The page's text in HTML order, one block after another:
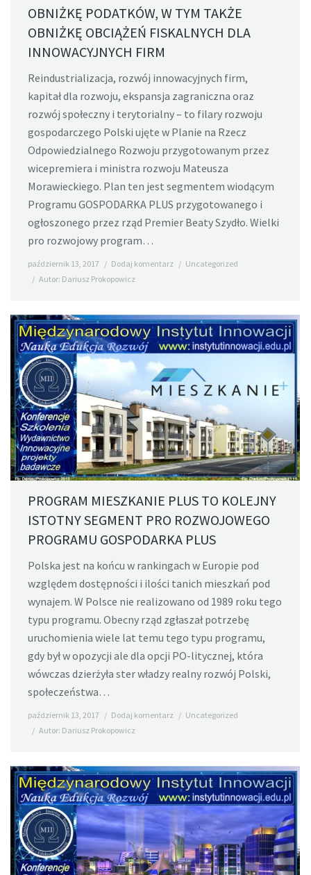
OBNIŻKĘ PODATKÓW, W TYM TAKŻE
OBNIŻKĘ OBCIĄŻEŃ FISKALNYCH DLA
INNOWACYJNYCH FIRM
Reindustrializacja, rozwój innowacyjnych firm,
kapitał dla rozwoju, ekspansja zagraniczna oraz
rozwój społeczny i terytorialny – to filary rozwoju
gospodarczego Polski ujęte w Planie na Rzecz
Odpowiedzialnego Rozwoju przygotowanym przez
wicepremiera i ministra rozwoju Mateusza
Morawieckiego. Plan ten jest segmentem wiodącym
Programu GOSPODARKA PLUS przygotowanego i
ogłoszonego przez rząd Premier Beaty Szydło. Wielki
pro rozwojowy program…
październik 13, 2017 Dodaj komentarz
Uncategorized
Autor: Dariusz Prokopowicz
PROGRAM MIESZKANIE PLUS TO KOLEJNY
ISTOTNY SEGMENT PRO ROZWOJOWEGO
PROGRAMU GOSPODARKA PLUS
Polska jest na końcu w rankingach w Europie pod
względem dostępności i ilości tanich mieszkań pod
wynajem. W Polsce nie realizowano od 1989 roku tego
typu programu. Obecny rząd zgłaszał potrzebę
uruchomienia wiele lat temu tego typu programu,
gdy był w opozycji ale dla opcji PO-litycznej, która
wówczas dzierżyła ster władzy realny rozwój Polski,
społeczeństwa…
październik 13, 2017 Dodaj komentarz
Uncategorized
Autor: Dariusz Prokopowicz